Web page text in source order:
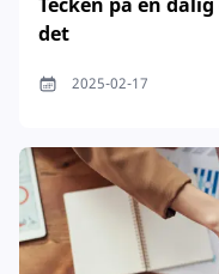
det
2025-02-17